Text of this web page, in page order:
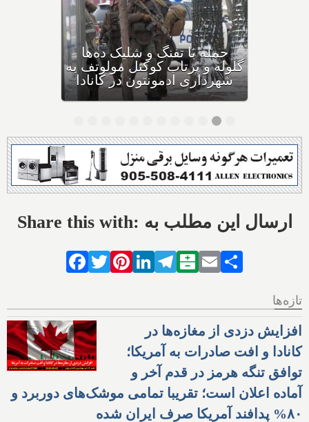
بهداشت کانادا: این داروی
کودکان، ماست و چیا، را
مصرف نکنید و این تشک نیز
احتمال خفگی دارد
Share this with: ارسال این مطلب به
Facebook
TwitterPinterestLinkedIn
Telegram
Balatarin
Email
تازه‌ها
افزایش دزدی از مغازه‌ها در
کانادا و افت صادرات به آمریکا؛
توافق تنگه هرمز در قدم آخر و
آماده اعلان است؛ تقریبا تمامی موشک‌های دوربرد و
۸۰% پدافند آمریکا صرف ایران شده